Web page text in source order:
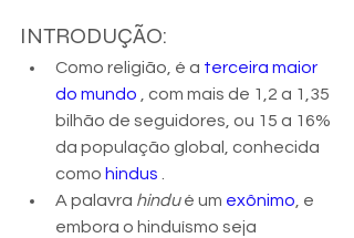
INTRODUÇÃO:
Como religião, é a terceira maior
do mundo , com mais de 1,2 a 1,35
bilhão de seguidores, ou 15 a 16%
da população global, conhecida
como hindus .
A palavra hindu é um exônimo, e
embora o hinduísmo seja